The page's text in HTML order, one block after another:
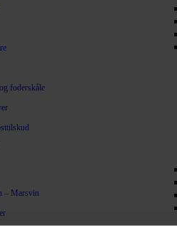
foderskåle
– Marsvin